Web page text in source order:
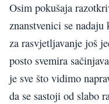
Osim pokušaja
znanstvenici se
za rasvjetljavanje još
posto svemira
je sve što vidimo
da se sastoji od slabo